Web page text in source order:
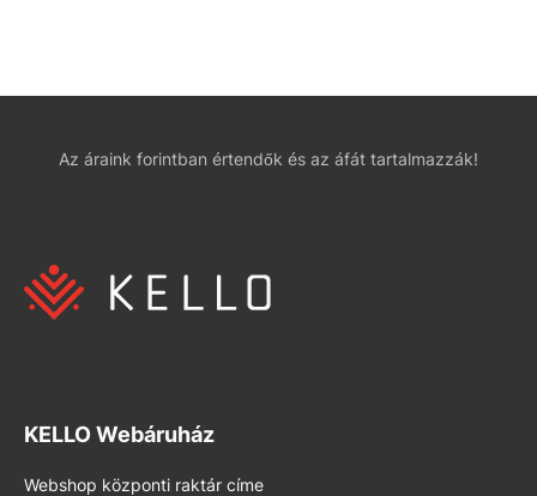
Az áraink forintban értendők és az áfát tartalmazzák!
KELLO Webáruház
Webshop központi raktár címe